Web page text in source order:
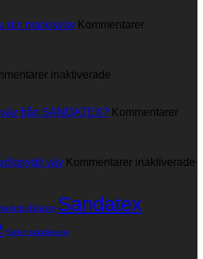
din markisväv Kommentarer
inaktiverade
från SANDATEX? Kommentarer
väv Kommentarer inaktiverade
populäraste Sandatex
Sattler populäraste